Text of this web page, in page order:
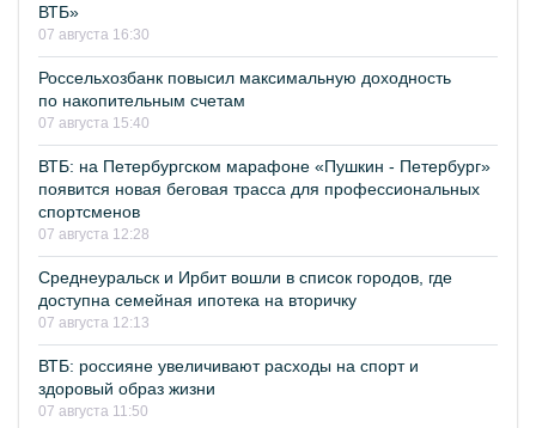
ВТБ»
07 августа 16:30
Россельхозбанк повысил максимальную доходность
по накопительным счетам
07 августа 15:40
ВТБ: на Петербургском марафоне «Пушкин - Петербург»
появится новая беговая трасса для профессиональных
спортсменов
07 августа 12:28
Среднеуральск и Ирбит вошли в список городов, где
доступна семейная ипотека на вторичку
07 августа 12:13
ВТБ: россияне увеличивают расходы на спорт и
здоровый образ жизни
07 августа 11:50